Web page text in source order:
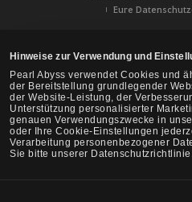
Hinweise zur Verwendung und
Pearl Abyss verwendet Cookies und
der Bereitstellung grundlegender
der Website-Leistung, der
Unterstützung personalisierter
genauen Verwendungszwecke in
oder Ihre Cookie-Einstellungen
Verarbeitung personenbezogener
Sie bitte unserer
Eure